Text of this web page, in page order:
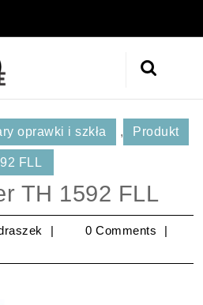
oprawki i szkła , Produkt
FLL
TH 1592 FLL
modraszek
0 Comments